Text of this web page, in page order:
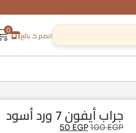
انضم كـ بائع 0
جراب أيفون 7 ورد أسود
100EGP
50 EGP